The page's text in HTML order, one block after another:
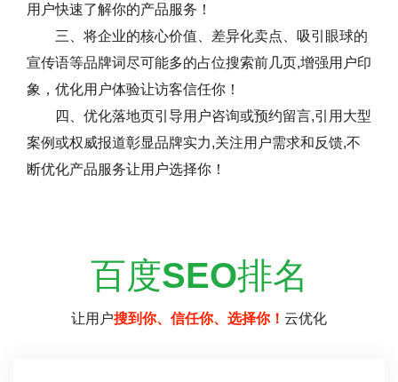
用户快速了解你的产品服务！
三、将企业的核心价值、差异化卖点、吸引眼球的
宣传语等品牌词尽可能多的占位搜索前几页,增强用户印
象，优化用户体验让访客信任你！
四、优化落地页引导用户咨询或预约留言,引用大型
案例或权威报道彰显品牌实力,关注用户需求和反馈,不
断优化产品服务让用户选择你！
百度SEO排名
让用户搜到你、信任你、选择你！ 云优化